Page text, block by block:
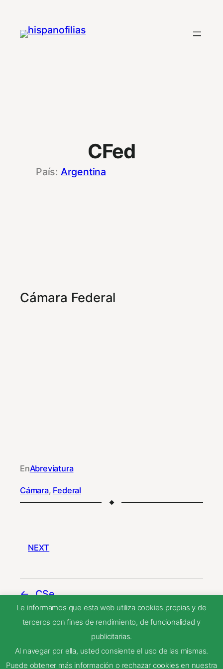
contenido
CFed
Argentina
Cámara Federal
EnAbreviatura
Cámara, Federal
NEXT
CSe
CFed – GeneralRoca
Le informamos que esta web utiliza cookies propias y de
terceros con fines de rendimiento, de funcionalidad y
publicitarias.
Al navegar por ella, usted consiente el uso de las mismas.
Puede obtener más información o rechazar cookies en nuestra